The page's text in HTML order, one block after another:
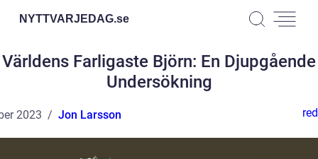
NYTTVARJEDAG.se
Världens Farligaste Björn: En Djupgående
Undersökning
2023 Jon Larsson